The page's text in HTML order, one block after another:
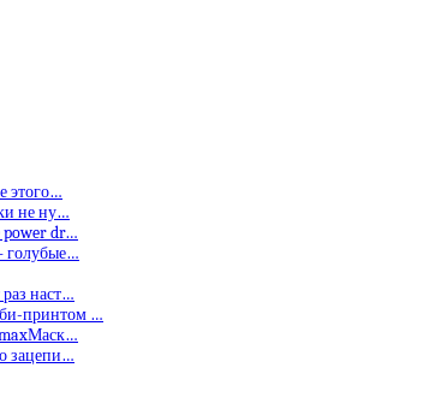
этого…
не ну…
power dr…
голубые…
наст…
принтом …
зацепи…